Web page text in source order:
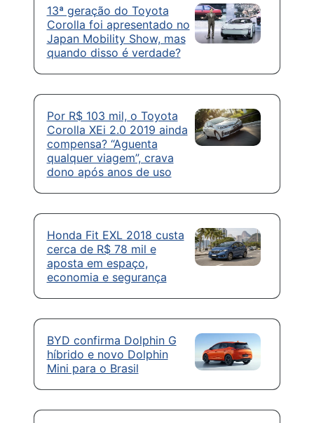
13ª geração do Toyota
Corolla foi apresentado no
Japan Mobility Show, mas
quando disso é verdade?
Por R$ 103 mil, o Toyota
Corolla XEi 2.0 2019 ainda
compensa? “Aguenta
qualquer viagem”, crava
dono após anos de uso
Honda Fit EXL 2018 custa
cerca de R$ 78 mil e
aposta em espaço,
economia e segurança
BYD confirma Dolphin G
híbrido e novo Dolphin
Mini para o Brasil